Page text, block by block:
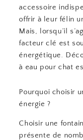
accessoire
offrir à leur félin
Mais, lorsqu’il
facteur clé est
énergétique.
à eau pour chat
Pourquoi choisir
énergie ?
Choisir une
présente de